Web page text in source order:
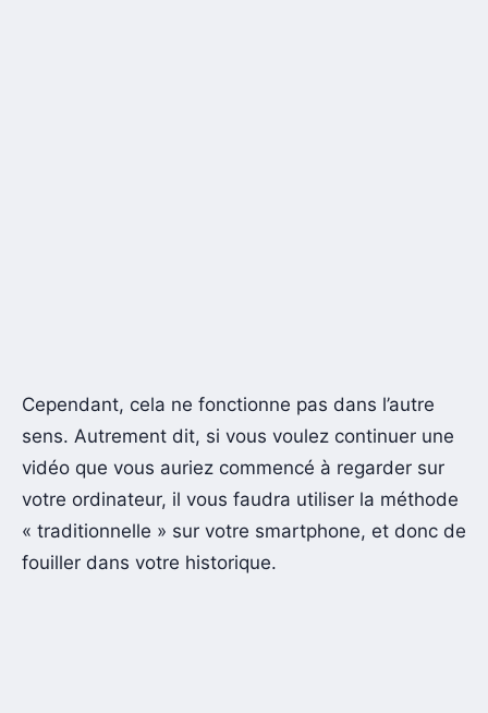
Cependant, cela ne fonctionne pas dans l’autre
sens. Autrement dit, si vous voulez continuer une
vidéo que vous auriez commencé à regarder sur
votre ordinateur, il vous faudra utiliser la méthode
« traditionnelle » sur votre smartphone, et donc de
fouiller dans votre historique.